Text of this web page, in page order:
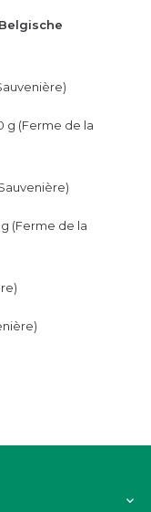
g (Ferme de la
(Ferme de la
